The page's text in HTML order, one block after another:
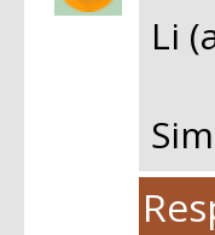
Li